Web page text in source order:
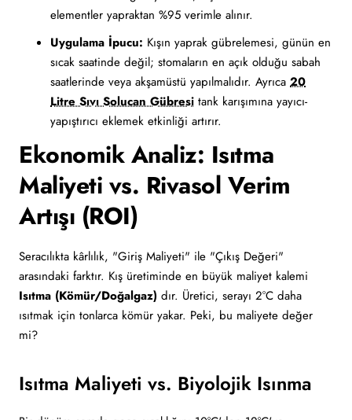
elementler yapraktan %95 verimle alınır.
Uygulama İpucu: Kışın yaprak gübrelemesi, günün en
sıcak saatinde değil; stomaların en açık olduğu sabah
saatlerinde veya akşamüstü yapılmalıdır. Ayrıca 20
Litre Sıvı Solucan Gübresi tank karışımına yayıcı-
yapıştırıcı eklemek etkinliği artırır.
Ekonomik Analiz: Isıtma
Maliyeti vs. Rivasol Verim
Artışı (ROI)
Seracılıkta kârlılık, "Giriş Maliyeti" ile "Çıkış Değeri"
arasındaki farktır. Kış üretiminde en büyük maliyet kalemi
Isıtma (Kömür/Doğalgaz) dır. Üretici, serayı 2°C daha
ısıtmak için tonlarca kömür yakar. Peki, bu maliyete değer
mi?
Isıtma Maliyeti vs. Biyolojik Isınma